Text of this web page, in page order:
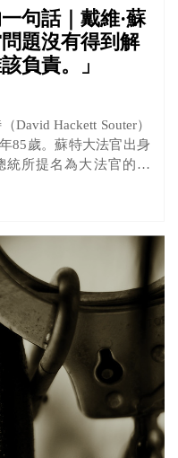
句話｜戴維·蘇
題沒有得到解
負責。」
David Hackett Souter）
85歲。蘇特大法官出身
統所提名為大法官的人